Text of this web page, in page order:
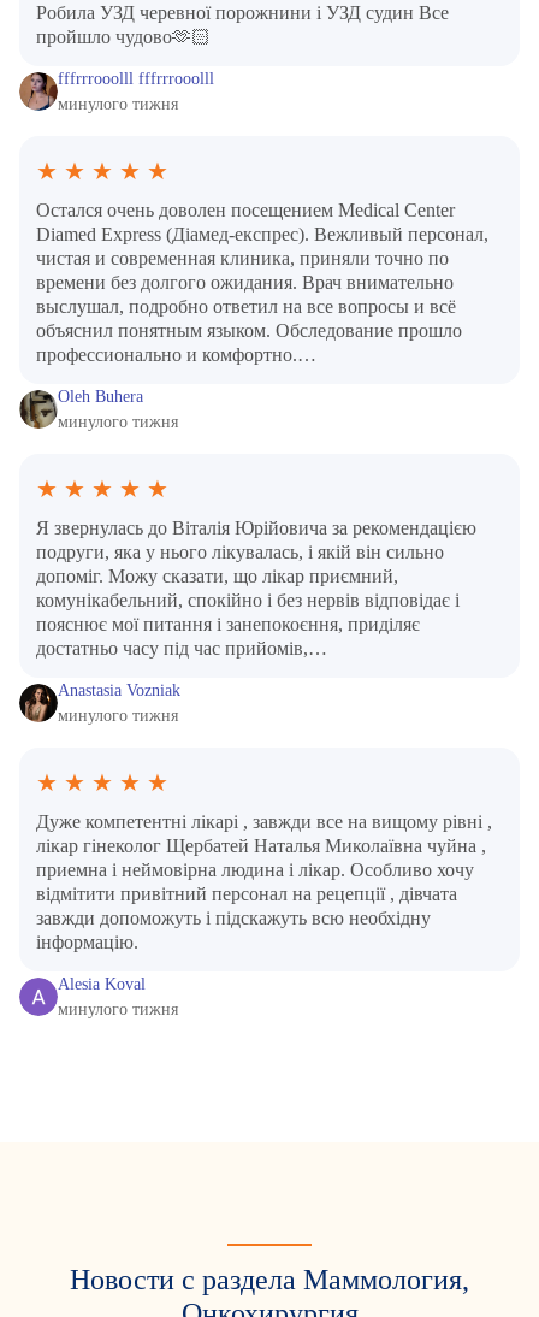
Робила УЗД черевної порожнини і УЗД судин Все
пройшло чудово🫶🏻
fffrrrooolll fffrrrooolll
минулого тижня
★ ★ ★ ★ ★
Остался очень доволен посещением Medical Center
Diamed Express (Діамед-експрес). Вежливый персонал,
чистая и современная клиника, приняли точно по
времени без долгого ожидания. Врач внимательно
выслушал, подробно ответил на все вопросы и всё
объяснил понятным языком. Обследование прошло
профессионально и комфортно.…
Oleh Buhera
минулого тижня
★ ★ ★ ★ ★
Я звернулась до Віталія Юрійовича за рекомендацією
подруги, яка у нього лікувалась, і якій він сильно
допоміг. Можу сказати, що лікар приємний,
комунікабельний, спокійно і без нервів відповідає і
пояснює мої питання і занепокоєння, приділяє
достатньо часу під час прийомів,…
Anastasia Vozniak
минулого тижня
★ ★ ★ ★ ★
Дуже компетентні лікарі , завжди все на вищому рівні ,
лікар гінеколог Щербатей Наталья Миколаївна чуйна ,
приемна і неймовірна людина і лікар. Особливо хочу
відмітити привітний персонал на рецепції , дівчата
завжди допоможуть і підскажуть всю необхідну
інформацію.
Alesia Koval
минулого тижня
Новости с раздела Маммология,